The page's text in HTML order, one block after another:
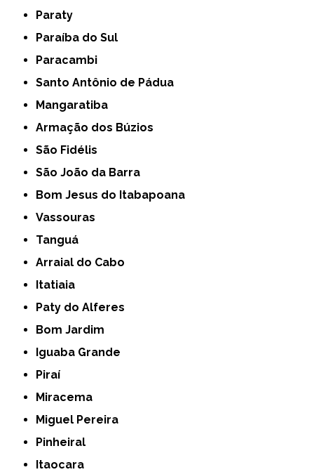
Paraty
Paraíba do Sul
Paracambi
Santo Antônio de Pádua
Mangaratiba
Armação dos Búzios
São Fidélis
São João da Barra
Bom Jesus do Itabapoana
Vassouras
Tanguá
Arraial do Cabo
Itatiaia
Paty do Alferes
Bom Jardim
Iguaba Grande
Piraí
Miracema
Miguel Pereira
Pinheiral
Itaocara